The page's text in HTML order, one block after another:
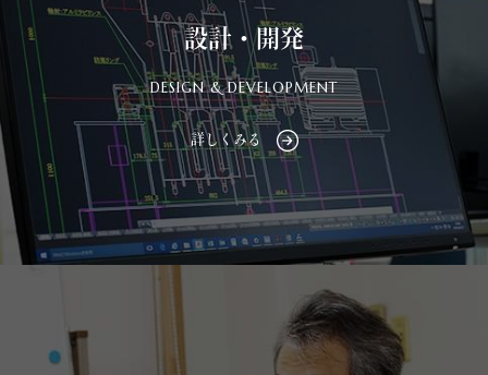
設計・開発
DESIGN & DEVELOPMENT
詳しくみる